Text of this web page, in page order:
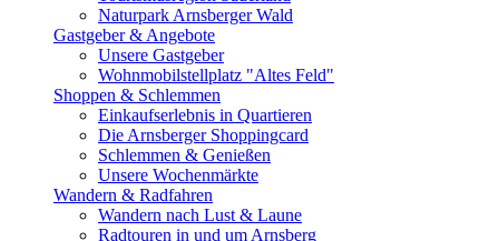
Naturpark Arnsberger Wald
Gastgeber & Angebote
Unsere Gastgeber
Wohnmobilstellplatz "Altes Feld"
Shoppen & Schlemmen
Einkaufserlebnis in Quartieren
Die Arnsberger Shoppingcard
Schlemmen & Genießen
Unsere Wochenmärkte
Wandern & Radfahren
Wandern nach Lust & Laune
Radtouren in und um Arnsberg